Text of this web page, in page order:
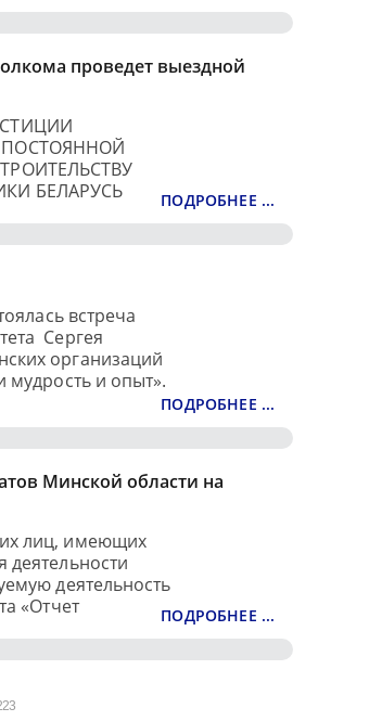
проведет выездной
ПОСТОЯННОЙ
БЕЛАРУСЬ
ПОДРОБНЕЕ ...
встреча
Сергея
организаций
и опыт».
ПОДРОБНЕЕ ...
Минской области на
лиц, имеющих
деятельность
«Отчет
ПОДРОБНЕЕ ...